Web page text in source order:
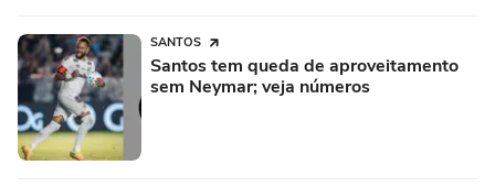
SANTOS
Santos tem queda de aproveitamento
sem Neymar; veja números